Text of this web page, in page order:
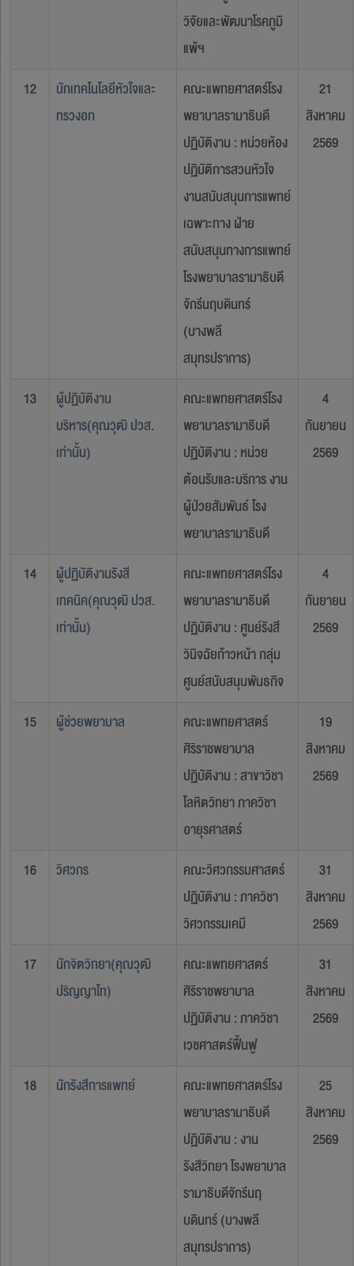
วิจัยและพัฒนาโรคภูมิ
แพ้ฯ
12
นักเทคโนโลยีหัวใจและ
ทรวงอก
คณะแพทยศาสตร์โรง
พยาบาลรามาธิบดี
ปฏิบัติงาน : หน่วยห้อง
ปฏิบัติการสวนหัวใจ
งานสนับสนุนการแพทย์
เฉพาะทาง ฝ่าย
สนับสนุนทางการแพทย์
โรงพยาบาลรามาธิบดี
จักรีนฤบดินทร์
(บางพลี
สมุทรปราการ)
21
สิงหาคม
2569
13
ผู้ปฏิบัติงาน
บริหาร(คุณวุฒิ ปวส.
เท่านั้น)
คณะแพทยศาสตร์โรง
พยาบาลรามาธิบดี
ปฏิบัติงาน : หน่วย
ต้อนรับและบริการ งาน
ผู้ป่วยสัมพันธ์ โรง
พยาบาลรามาธิบดี
4
กันยายน
2569
14
ผู้ปฏิบัติงานรังสี
เทคนิค(คุณวุฒิ ปวส.
เท่านั้น)
คณะแพทยศาสตร์โรง
พยาบาลรามาธิบดี
ปฏิบัติงาน : ศูนย์รังสี
วินิจฉัยก้าวหน้า กลุ่ม
ศูนย์สนับสนุนพันธกิจ
4
กันยายน
2569
15 ผู้ช่วยพยาบาล
คณะแพทยศาสตร์
ศิริราชพยาบาล
ปฏิบัติงาน : สาขาวิชา
โลหิตวิทยา ภาควิชา
อายุรศาสตร์
19
สิงหาคม
2569
16 วิศวกร
คณะวิศวกรรมศาสตร์
ปฏิบัติงาน : ภาควิชา
วิศวกรรมเคมี
31
สิงหาคม
2569
17
นักจิตวิทยา(คุณวุฒิ
ปริญญาโท)
คณะแพทยศาสตร์
ศิริราชพยาบาล
ปฏิบัติงาน : ภาควิชา
เวชศาสตร์ฟื้นฟู
31
สิงหาคม
2569
18 นักรังสีการแพทย์
คณะแพทยศาสตร์โรง
พยาบาลรามาธิบดี
ปฏิบัติงาน : งาน
รังสีวิทยา โรงพยาบาล
รามาธิบดีจักรีนฤ
บดินทร์ (บางพลี
สมุทรปราการ)
25
สิงหาคม
2569